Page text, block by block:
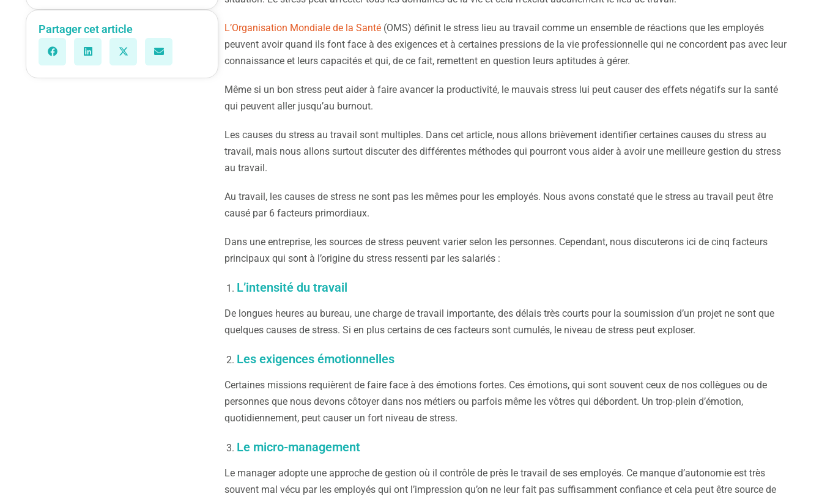
Partager cet article L’Organisation Mondiale de la Santé (OMS) définit le stress lieu au travail comme un ensemble de réactions que les employés
peuvent avoir quand ils font face à des exigences et à certaines pressions de la vie professionnelle qui ne concordent pas avec leur
connaissance et leurs capacités et qui, de ce fait, remettent en question leurs aptitudes à gérer.
Même si un bon stress peut aider à faire avancer la productivité, le mauvais stress lui peut causer des effets négatifs sur la santé
qui peuvent aller jusqu’au burnout.
Les causes du stress au travail sont multiples. Dans cet article, nous allons brièvement identifier certaines causes du stress au
travail, mais nous allons surtout discuter des différentes méthodes qui pourront vous aider à avoir une meilleure gestion du stress
au travail.
Au travail, les causes de stress ne sont pas les mêmes pour les employés. Nous avons constaté que le stress au travail peut être
causé par 6 facteurs primordiaux.
Dans une entreprise, les sources de stress peuvent varier selon les personnes. Cependant, nous discuterons ici de cinq facteurs
principaux qui sont à l’origine du stress ressenti par les salariés :
L’intensité du travail
De longues heures au bureau, une charge de travail importante, des délais très courts pour la soumission d’un projet ne sont que
quelques causes de stress. Si en plus certains de ces facteurs sont cumulés, le niveau de stress peut exploser.
Les exigences émotionnelles
Certaines missions requièrent de faire face à des émotions fortes. Ces émotions, qui sont souvent ceux de nos collègues ou de
personnes que nous devons côtoyer dans nos métiers ou parfois même les vôtres qui débordent. Un trop-plein d’émotion,
quotidiennement, peut causer un fort niveau de stress.
Le micro-management
Le manager adopte une approche de gestion où il contrôle de près le travail de ses employés. Ce manque d’autonomie est très
souvent mal vécu par les employés qui ont l’impression qu’on ne leur fait pas suffisamment confiance et cela peut être source de